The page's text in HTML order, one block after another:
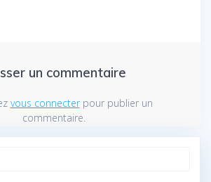
un commentaire
vous connecterpour publier un
commentaire.